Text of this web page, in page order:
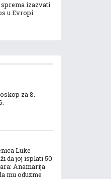
izazvati
u Evropi
za 8.
Luke
da joj isplati 50
Anamarija
mu oduzme